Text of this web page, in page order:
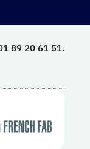
89 20 61 51.